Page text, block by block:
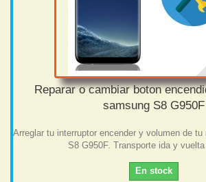
Reparar o cambiar boton
samsung S8 G950F
Arreglar tu interruptor encender y volumen de
S8 G950F. Transporte ida y
En stock